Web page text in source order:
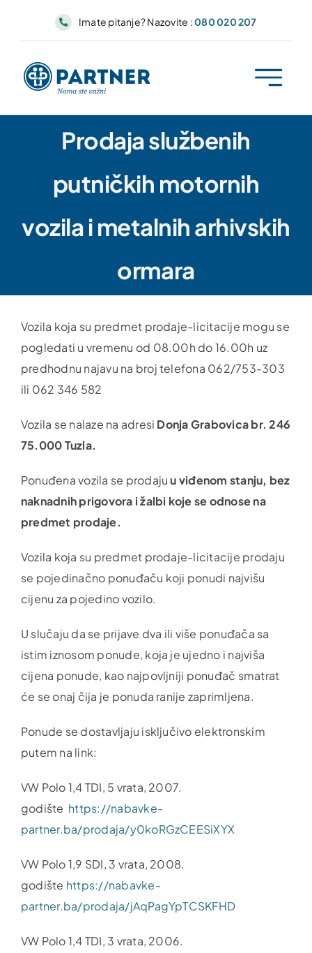
Imate pitanje? Nazovite :080 020 207
Prodaja službenih
putničkih motornih
vozila i metalnih arhivskih
ormara
Vozila koja su predmet prodaje-licitacije mogu se
pogledati u vremenu od 08.00h do 16.00h uz
predhodnu najavu na broj telefona 062/753-303
ili 062 346 582
Vozila se nalaze na adresi Donja Grabovica br. 246
75.000 Tuzla.
Ponuđena vozila se prodajuu viđenom stanju, bez
naknadnih prigovora i žalbi koje se odnose na
predmet prodaje.
Vozila koja su predmet prodaje-licitacije prodaju
se pojedinačno ponuđaču koji ponudi najvišu
cijenu za pojedino vozilo.
U slučaju da se prijave dva ili više ponuđača sa
istim iznosom ponude, koja je ujedno i najviša
cijena ponude, kao najpovljniji ponuđač smatrat
će se onaj čija je ponuda ranije zaprimljena.
Ponude se dostavljaju isključivo elektronskim
putem na link:
VW Polo 1,4 TDI, 5 vrata, 2007.
godište https://nabavke-
partner.ba/prodaja/y0koRGzCEESiXYX
VW Polo 1,9 SDI, 3 vrata, 2008.
godište https://nabavke-
partner.ba/prodaja/jAqPagYpTCSKFHD
VW Polo 1,4 TDI, 3 vrata, 2006.